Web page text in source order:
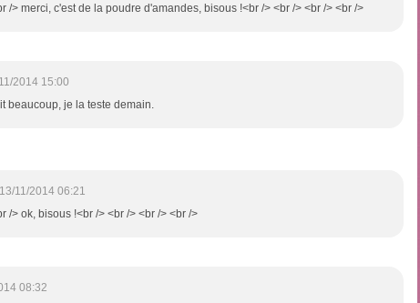
/> merci, c'est de la poudre d'amandes, bisous !<br /> <br /> <br /> <br />
2014 15:00
beaucoup, je la teste demain.
13/11/2014 06:21
/> ok, bisous !<br /> <br /> <br /> <br />
08:32